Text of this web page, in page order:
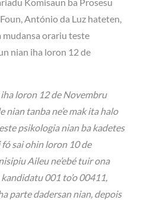
António da Luz hateten,
mudansa orariu teste
nian iha loron 12 de
loron 12 de Novembru
tanba ne’e mak ita halo
psikologia nian ba kadetes
fó sai ohin loron 10 de
Aileu ne’ebé tuir ona
001 to’o 00411,
parte dadersan nian, depois